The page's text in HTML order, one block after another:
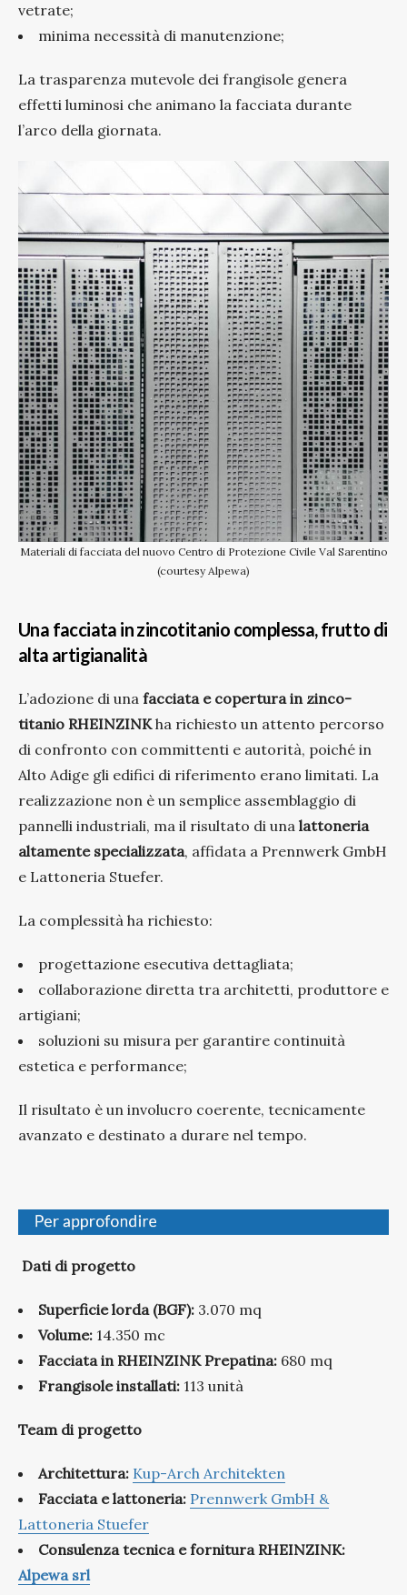
vetrate;
minima necessità di manutenzione;
La trasparenza mutevole dei frangisole genera
effetti luminosi che animano la facciata durante
l’arco della giornata.
Materiali di facciata del nuovo Centro di Protezione Civile Val Sarentino
(courtesy Alpewa)
Una facciata in zincotitanio complessa, frutto di
alta artigianalità
L’adozione di una facciata e copertura in zinco-
titanio RHEINZINKha richiesto un attento percorso
di confronto con committenti e autorità, poiché in
Alto Adige gli edifici di riferimento erano limitati. La
realizzazione non è un semplice assemblaggio di
pannelli industriali, ma il risultato di una lattoneria
altamente specializzata, affidata a Prennwerk GmbH
e Lattoneria Stuefer.
La complessità ha richiesto:
progettazione esecutiva dettagliata;
collaborazione diretta tra architetti, produttore e
artigiani;
soluzioni su misura per garantire continuità
estetica e performance;
Il risultato è un involucro coerente, tecnicamente
avanzato e destinato a durare nel tempo.
Dati di progetto
Superficie lorda (BGF): 3.070 mq
Volume: 14.350 mc
Facciata in RHEINZINK Prepatina: 680 mq
Frangisole installati: 113 unità
Team di progetto
Architettura: Kup-Arch Architekten
Facciata e lattoneria: Prennwerk GmbH &
Lattoneria Stuefer
Consulenza tecnica e fornitura RHEINZINK:
Alpewa srl